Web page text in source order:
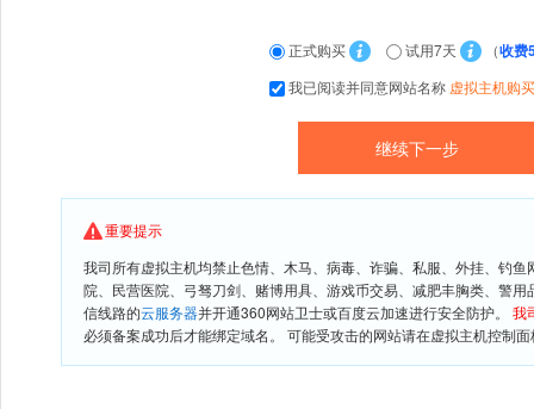
正式购买 试用7天 （收费
我已阅读并同意网站名称 虚拟主机购
重要提示
我司所有虚拟主机均禁止色情、木马、病毒、诈骗、私服、外挂、钓
院、民营医院、弓驽刀剑、赌博用具、游戏币交易、减肥丰胸类、警
信线路的云服务器并开通360网站卫士或百度云加速进行安全防护。 我
必须备案成功后才能绑定域名。 可能受攻击的网站请在虚拟主机控制